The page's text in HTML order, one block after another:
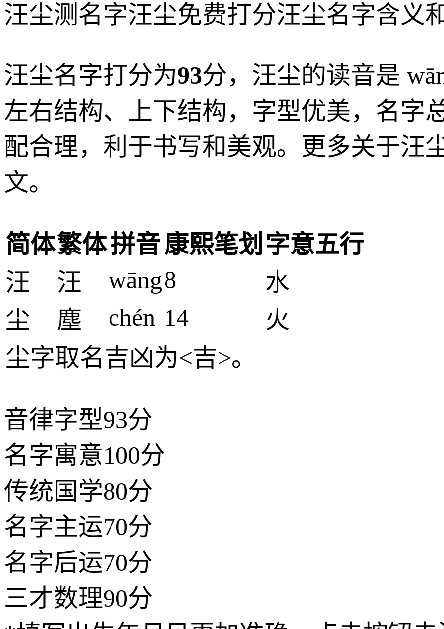
汪尘测名字汪尘免费打分汪尘名字含义
汪尘名字打分为93分， 汪尘的读音是
左右结构、上下结构，字型优美，名字
配合理，利于书写和美观。更多关于汪
文。
简体繁体拼音康熙笔划 字意五行
汪
汪 wāng8
水
尘
塵 chén 14
火
尘字取名吉凶为<吉>。
音律字型93分
名字寓意100分
传统国学80分
名字主运70分
名字后运70分
三才数理90分